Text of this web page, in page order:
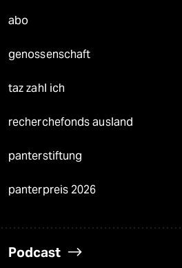
abo
genossenschaft
taz zahl ich
recherchefonds ausland
panterstiftung
panterpreis 2026
Podcast